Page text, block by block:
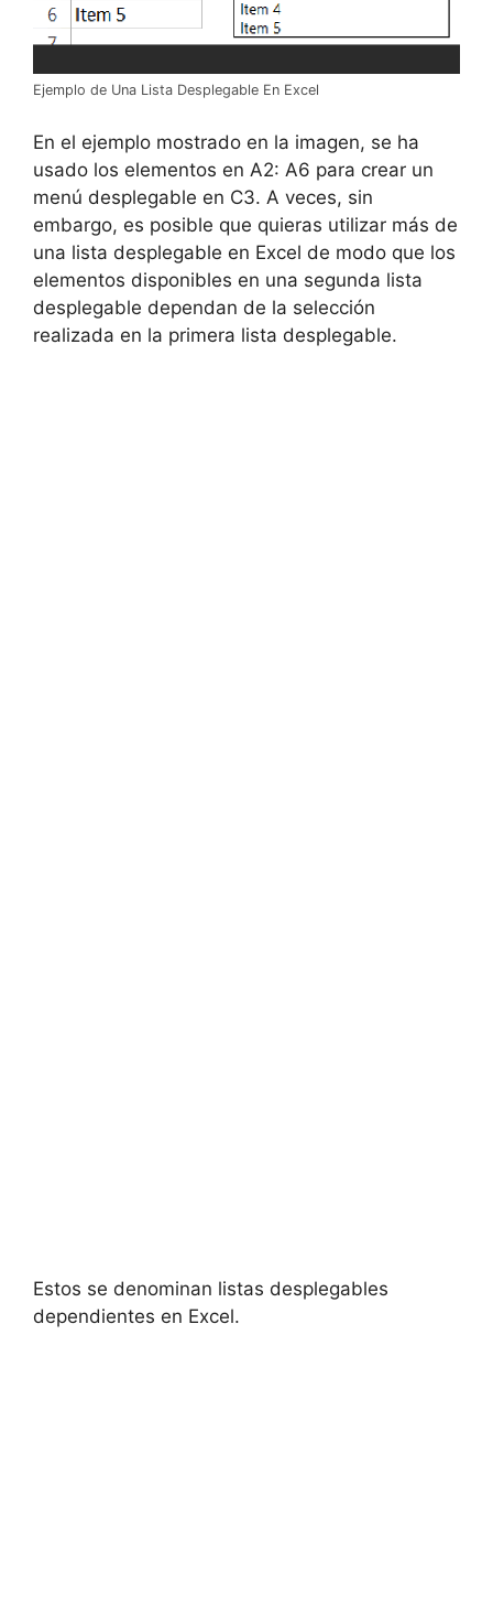
Ejemplo de Una Lista Desplegable En Excel
En el ejemplo mostrado en la imagen, se ha
usado los elementos en A2: A6 para crear un
menú desplegable en C3. A veces, sin
embargo, es posible que quieras utilizar más de
una lista desplegable en Excel de modo que los
elementos disponibles en una segunda lista
desplegable dependan de la selección
realizada en la primera lista desplegable.
Estos se denominan listas desplegables
dependientes en Excel.